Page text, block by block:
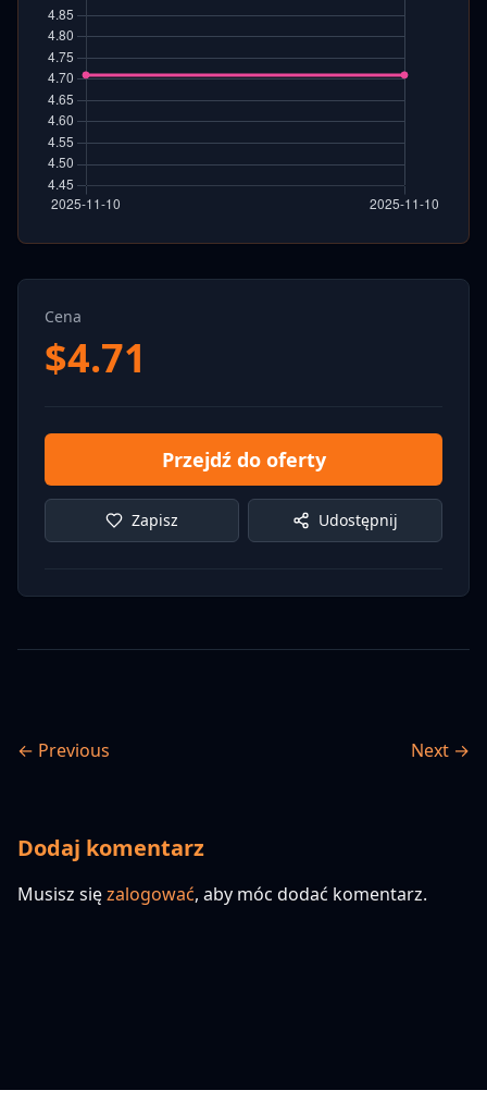
Cena
$4.71
Przejdź do oferty
Zapisz Udostępnij
← Previous Next →
Dodaj komentarz
Musisz sięzalogować, aby móc dodać komentarz.